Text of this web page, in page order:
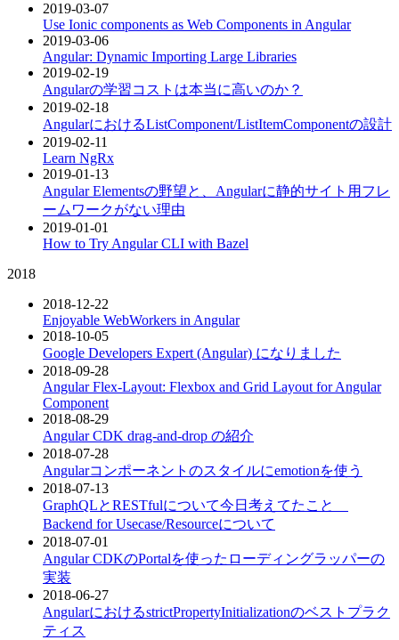
2019-03-07
Use Ionic components as Web Components in Angular
2019-03-06
Angular: Dynamic Importing Large Libraries
2019-02-19
Angularの学習コストは本当に高いのか？
2019-02-18
AngularにおけるListComponent/ListItemComponentの設計
2019-02-11
Learn NgRx
2019-01-13
Angular Elementsの野望と、Angularに静的サイト用フレ
ームワークがない理由
2019-01-01
How to Try Angular CLI with Bazel
2018
2018-12-22
Enjoyable WebWorkers in Angular
2018-10-05
Google Developers Expert (Angular) になりました
2018-09-28
Angular Flex-Layout: Flexbox and Grid Layout for Angular
Component
2018-08-29
Angular CDK drag-and-drop の紹介
2018-07-28
Angularコンポーネントのスタイルにemotionを使う
2018-07-13
GraphQLとRESTfulについて今日考えてたこと
Backend for Usecase/Resourceについて
2018-07-01
Angular CDKのPortalを使ったローディングラッパーの
実装
2018-06-27
AngularにおけるstrictPropertyInitializationのベストプラク
ティス